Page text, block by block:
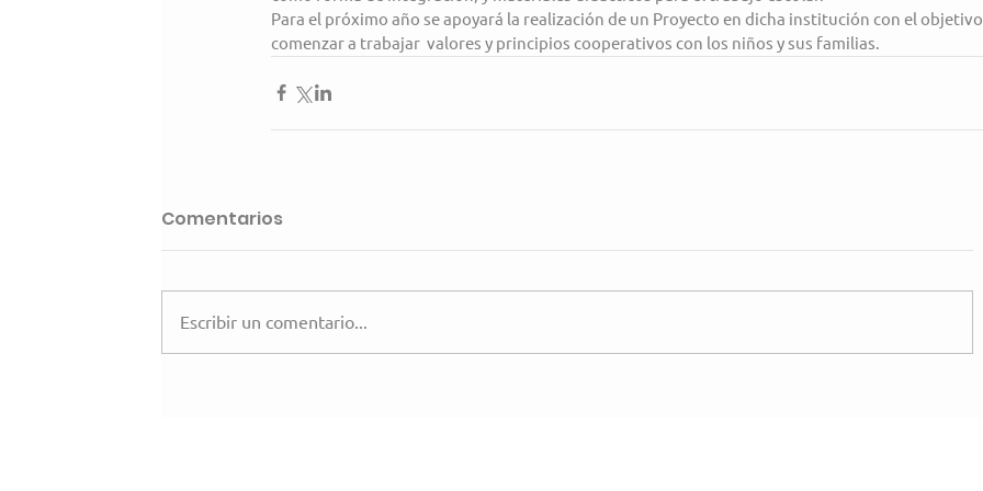
Para el próximo año se apoyará la realización de un Proyecto en dicha institución con el
comenzar a trabajar  valores y principios cooperativos con los niños y sus familias.
Comentarios
Escribir un comentario...